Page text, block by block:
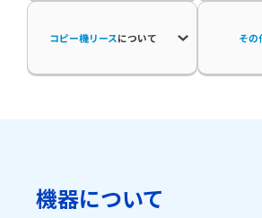
コピー機リースについて その
機器について